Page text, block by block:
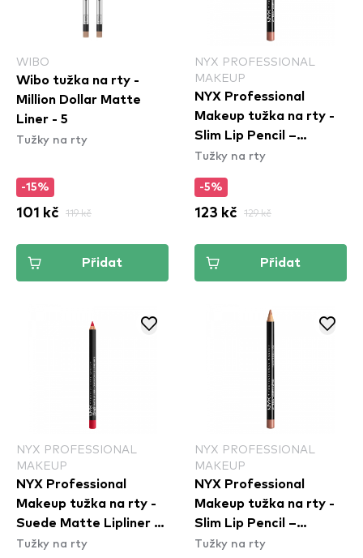
WIBO
Wibo tužka na rty -
Million Dollar Matte
Liner - 5
Tužky na rty
-15%
101 kč 119 kč
Přidat
NYX PROFESSIONAL
MAKEUP
NYX Professional
Makeup tužka na rty -
Slim Lip Pencil –
Peekaboo Neutral
Tužky na rty
-5%
123 kč 129 kč
Přidat
NYX PROFESSIONAL
MAKEUP
NYX Professional
Makeup tužka na rty -
Suede Matte Lipliner -
Spicy (SMLL57)
Tužky na rty
NYX PROFESSIONAL
MAKEUP
NYX Professional
Makeup tužka na rty -
Slim Lip Pencil –
Natural (SPL810)
Tužky na rty